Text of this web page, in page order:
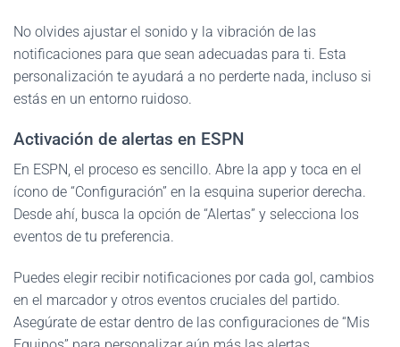
No olvides ajustar el sonido y la vibración de las
notificaciones para que sean adecuadas para ti. Esta
personalización te ayudará a no perderte nada, incluso si
estás en un entorno ruidoso.
Activación de alertas en ESPN
En ESPN, el proceso es sencillo. Abre la app y toca en el
ícono de “Configuración” en la esquina superior derecha.
Desde ahí, busca la opción de “Alertas” y selecciona los
eventos de tu preferencia.
Puedes elegir recibir notificaciones por cada gol, cambios
en el marcador y otros eventos cruciales del partido.
Asegúrate de estar dentro de las configuraciones de “Mis